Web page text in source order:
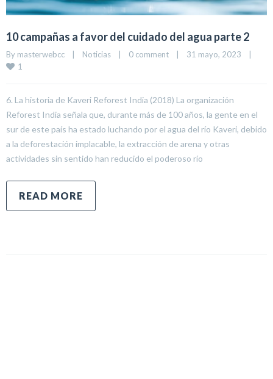
10 campañas a favor del cuidado del agua parte 2
By masterwebcc | Noticias | 0 comment | 31 mayo, 2023 |
1
6. La historia de Kaveri Reforest India (2018) La organización
Reforest India señala que, durante más de 100 años, la gente en el
sur de este país ha estado luchando por el agua del río Kaveri, debido
a la deforestación implacable, la extracción de arena y otras
actividades sin sentido han reducido el poderoso río
READ MORE